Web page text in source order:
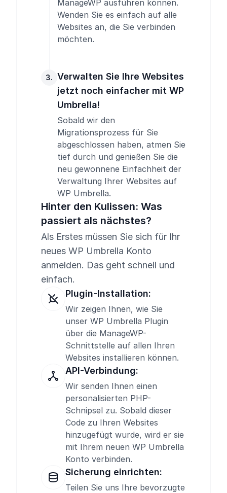
ManageWP ausführen können.
Wenden Sie es einfach auf alle
Websites an, die Sie verbinden
möchten.
3. Verwalten Sie Ihre Websites
jetzt noch einfacher mit WP
Umbrella!
Sobald wir den
Migrationsprozess für Sie
abgeschlossen haben, atmen Sie
tief durch und genießen Sie die
neu gewonnene Einfachheit der
Verwaltung Ihrer Websites auf
WP Umbrella.
Hinter den Kulissen: Was
passiert als nächstes?
Als Erstes müssen Sie sich für Ihr
neues WP Umbrella Konto
anmelden. Das geht schnell und
einfach.
Plugin-Installation:
Wir zeigen Ihnen, wie Sie
unser WP Umbrella Plugin
über die ManageWP-
Schnittstelle auf allen Ihren
Websites installieren können.
API-Verbindung:
Wir senden Ihnen einen
personalisierten PHP-
Schnipsel zu. Sobald dieser
Code zu Ihren Websites
hinzugefügt wurde, wird er sie
mit Ihrem neuen WP Umbrella
Konto verbinden.
Sicherung einrichten:
Teilen Sie uns Ihre bevorzugte